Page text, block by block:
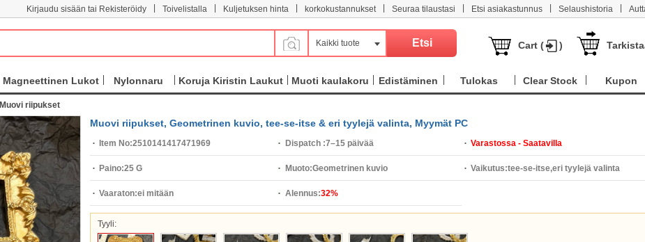
Kirjaudu sisään tai Rekisteröidy Toivelistalla Kuljetuksen hinta korkokustannukset Seuraa tilaustasi Etsi asiakastunnus Selaushistoria
Kaikki tuote Cart ( )
Magneettinen Lukot Nylonnaru Koruja Kiristin Laukut Muoti kaulakoru Edistäminen Tulokas Clear Stock Kupon
Muovi riipukset
Muovi riipukset, Geometrinen kuvio, tee-se-itse & eri tyylejä valinta, Myymät PC
Item No:2510141417471969 Dispatch :7–15 päivää Varastossa - Saatavilla
Paino:25 G Muoto:Geometrinen kuvio Vaikutus:tee-se-itse,eri tyylejä valinta
Vaaraton:ei mitään Alennus:32%
Tyyli: